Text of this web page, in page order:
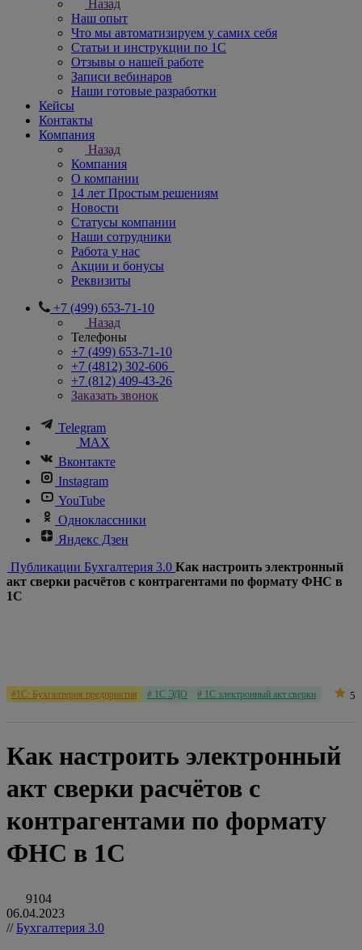
Назад
Наш опыт
Что мы автоматизируем у самих себя
Статьи и инструкции по 1С
Отзывы о нашей работе
Записи вебинаров
Наши готовые разработки
Кейсы
Контакты
Компания
Назад
Компания
О компании
14 лет Простым решениям
Новости
Статусы компании
Наши сотрудники
Работа у нас
Акции и бонусы
Реквизиты
+7 (499) 653-71-10
Назад
Телефоны
+7 (499) 653-71-10
+7 (4812) 302-606
+7 (812) 409-43-26
Заказать звонок
Telegram
MAX
Вконтакте
Instagram
YouTube
Одноклассники
Яндекс Дзен
Публикации Бухгалтерия 3.0 Как настроить электронный
акт сверки расчётов с контрагентами по формату ФНС в
1С
#1С: Бухгалтерия предприятия # 1С ЭДО # 1С электронный акт сверки 5
Как настроить электронный
акт сверки расчётов с
контрагентами по формату
ФНС в 1С
9104
06.04.2023
//Бухгалтерия 3.0